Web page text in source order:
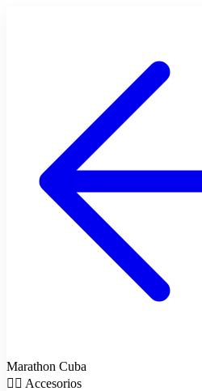
Marathon Cuba
🏋️‍♀️ Accesorios